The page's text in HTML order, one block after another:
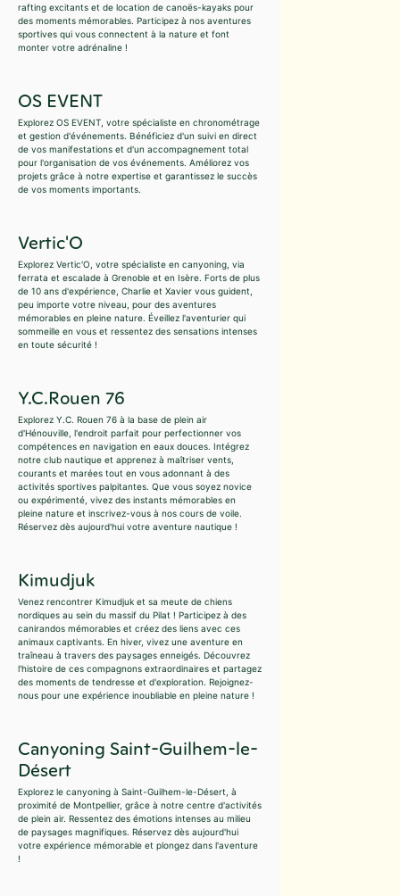
rafting excitants et de location de canoës-kayaks pour
des moments mémorables. Participez à nos aventures
sportives qui vous connectent à la nature et font
monter votre adrénaline !
OS EVENT
Explorez OS EVENT, votre spécialiste en chronométrage
et gestion d'événements. Bénéficiez d'un suivi en direct
de vos manifestations et d'un accompagnement total
pour l'organisation de vos événements. Améliorez vos
projets grâce à notre expertise et garantissez le succès
de vos moments importants.
Vertic'O
Explorez Vertic'O, votre spécialiste en canyoning, via
ferrata et escalade à Grenoble et en Isère. Forts de plus
de 10 ans d'expérience, Charlie et Xavier vous guident,
peu importe votre niveau, pour des aventures
mémorables en pleine nature. Éveillez l'aventurier qui
sommeille en vous et ressentez des sensations intenses
en toute sécurité !
Y.C.Rouen 76
Explorez Y.C. Rouen 76 à la base de plein air
d'Hénouville, l'endroit parfait pour perfectionner vos
compétences en navigation en eaux douces. Intégrez
notre club nautique et apprenez à maîtriser vents,
courants et marées tout en vous adonnant à des
activités sportives palpitantes. Que vous soyez novice
ou expérimenté, vivez des instants mémorables en
pleine nature et inscrivez-vous à nos cours de voile.
Réservez dès aujourd'hui votre aventure nautique !
Kimudjuk
Venez rencontrer Kimudjuk et sa meute de chiens
nordiques au sein du massif du Pilat ! Participez à des
canirandos mémorables et créez des liens avec ces
animaux captivants. En hiver, vivez une aventure en
traîneau à travers des paysages enneigés. Découvrez
l'histoire de ces compagnons extraordinaires et partagez
des moments de tendresse et d'exploration. Rejoignez-
nous pour une expérience inoubliable en pleine nature !
Canyoning Saint-Guilhem-le-
Désert
Explorez le canyoning à Saint-Guilhem-le-Désert, à
proximité de Montpellier, grâce à notre centre d'activités
de plein air. Ressentez des émotions intenses au milieu
de paysages magnifiques. Réservez dès aujourd'hui
votre expérience mémorable et plongez dans l'aventure
!